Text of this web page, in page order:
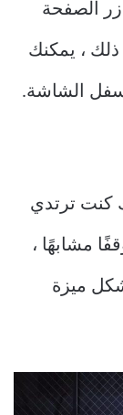
الصفحة
ذلك ، يمكنك
الشاشة.
كنت ترتدي
مشابهًا ،
ميزة